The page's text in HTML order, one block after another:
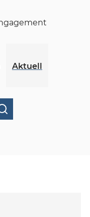
Aktuell